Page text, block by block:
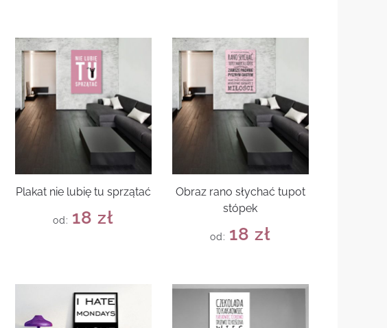
Plakat nie lubię tu sprzątać
od: 18zł
Obraz rano słychać tupot
stópek
od: 18zł